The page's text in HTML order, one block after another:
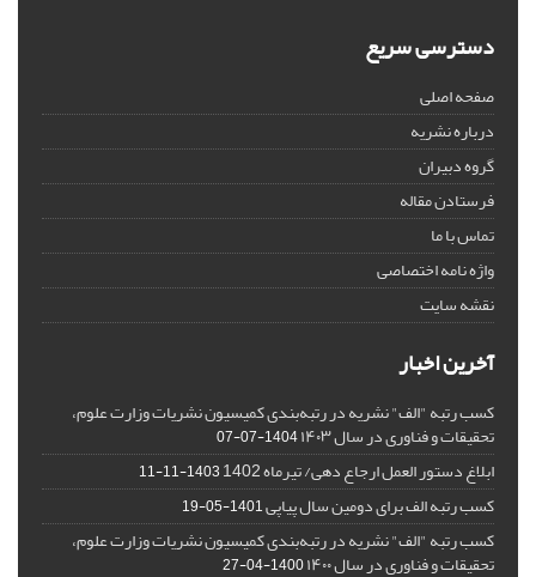
دسترسی سریع
صفحه اصلی
درباره نشریه
گروه دبیران
فرستادن مقاله
تماس با ما
واژه نامه اختصاصی
نقشه سایت
آخرین اخبار
کسب رتبه "الف" نشریه در رتبه‌بندی کمیسیون نشریات وزارت علوم،
تحقیقات و فناوری در سال ۱۴۰۳ 1404-07-07
ابلاغ دستور العمل ارجاع دهی/ تیرماه 1402 1403-11-11
کسب رتبه الف برای دومین سال پیاپی1401-05-19
کسب رتبه "الف" نشریه در رتبه‌بندی کمیسیون نشریات وزارت علوم،
تحقیقات و فناوری در سال ۱۴۰۰ 1400-04-27